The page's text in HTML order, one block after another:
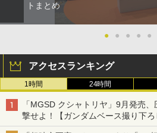
トまとめ
● ● ● ● ●
アクセスランキング
1時間 24時間
「MGSD クシャトリヤ」9月発売
撃せよ！【ガンダムベース撮り下ろ